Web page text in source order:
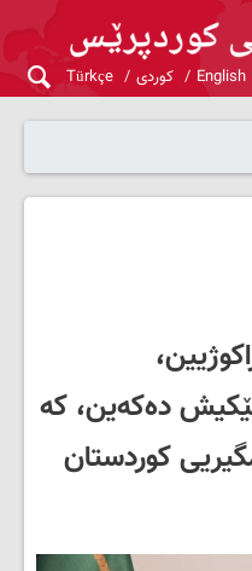
English کوردی Türkçe
دەکەین، کە
کوردستان